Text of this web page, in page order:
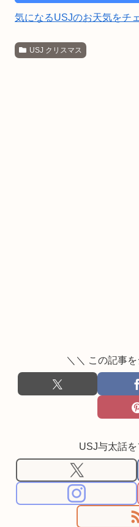
気になるUSJのお天気をチ
USJ クリスマス
＼＼ この記事
USJ与太話